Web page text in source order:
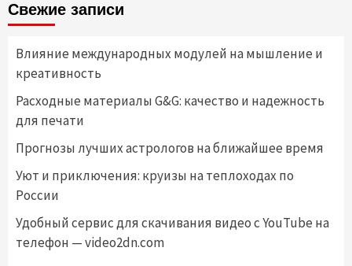
Свежие записи
Влияние международных модулей на мышление и
креативность
Расходные материалы G&G: качество и надежность
для печати
Прогнозы лучших астрологов на ближайшее время
Уют и приключения: круизы на теплоходах по
России
Удобный сервис для скачивания видео с YouTube на
телефон — video2dn.com